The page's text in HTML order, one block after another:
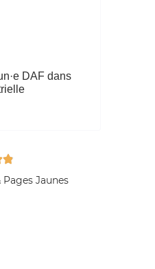
Jaunes
DAF dans